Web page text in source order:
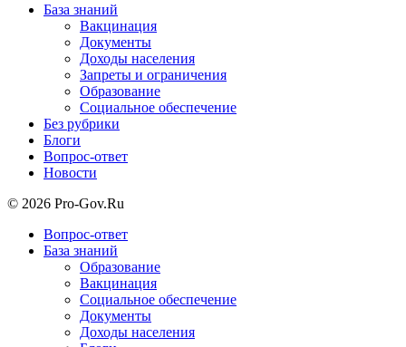
База знаний
Вакцинация
Документы
Доходы населения
Запреты и ограничения
Образование
Социальное обеспечение
Без рубрики
Блоги
Вопрос-ответ
Новости
© 2026 Pro-Gov.Ru
Вопрос-ответ
База знаний
Образование
Вакцинация
Социальное обеспечение
Документы
Доходы населения